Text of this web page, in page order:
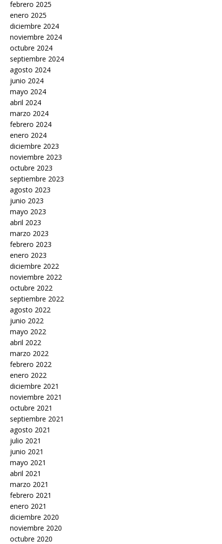
febrero 2025
enero 2025
diciembre 2024
noviembre 2024
octubre 2024
septiembre 2024
agosto 2024
junio 2024
mayo 2024
abril 2024
marzo 2024
febrero 2024
enero 2024
diciembre 2023
noviembre 2023
octubre 2023
septiembre 2023
agosto 2023
junio 2023
mayo 2023
abril 2023
marzo 2023
febrero 2023
enero 2023
diciembre 2022
noviembre 2022
octubre 2022
septiembre 2022
agosto 2022
junio 2022
mayo 2022
abril 2022
marzo 2022
febrero 2022
enero 2022
diciembre 2021
noviembre 2021
octubre 2021
septiembre 2021
agosto 2021
julio 2021
junio 2021
mayo 2021
abril 2021
marzo 2021
febrero 2021
enero 2021
diciembre 2020
noviembre 2020
octubre 2020